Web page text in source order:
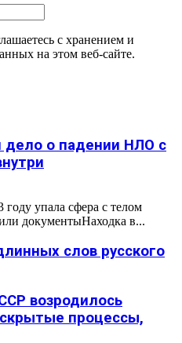
с хранением и
на этом веб-сайте.
дело о падении НЛО с
упала сфера с телом
документыНаходка в...
слов русского
возродилось
процессы,